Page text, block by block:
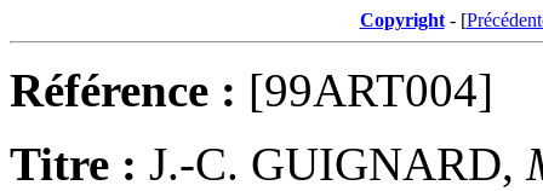
Copyright- [
Référence : [99ART004]
Titre : J.-C. GUIGNARD,